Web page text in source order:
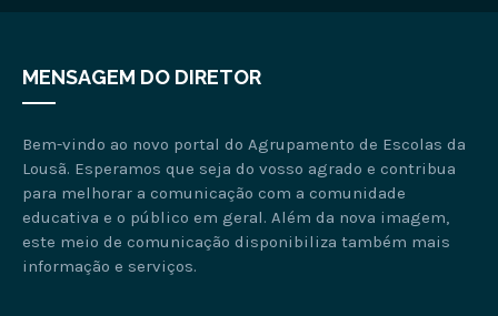
MENSAGEM DO DIRETOR
Bem-vindo ao novo portal do Agrupamento de Escolas da
Lousã. Esperamos que seja do vosso agrado e contribua
para melhorar a comunicação com a comunidade
educativa e o público em geral. Além da nova imagem,
este meio de comunicação disponibiliza também mais
informação e serviços.